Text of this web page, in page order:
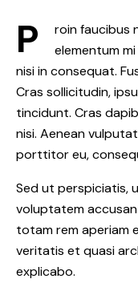
P
roin faucibus
elementum
nisi in consequat.
Cras sollicitudin,
tincidunt. Cras
nisi. Aenean
porttitor eu,
Sed ut perspiciatis,
voluptatem
totam rem aperiam
veritatis et quasi
explicabo.